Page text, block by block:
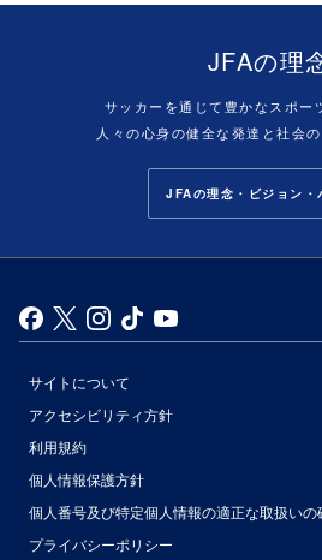
JFAの理
サッカーを通じて豊かなスポー
人々の心身の健全な発達と社会
JFAの理念・ビジョン・
サイトについて
アクセシビリティ方針
利用規約
個人情報保護方針
個人番号及び特定個人情報の適正な取扱い
プライバシーポリシー